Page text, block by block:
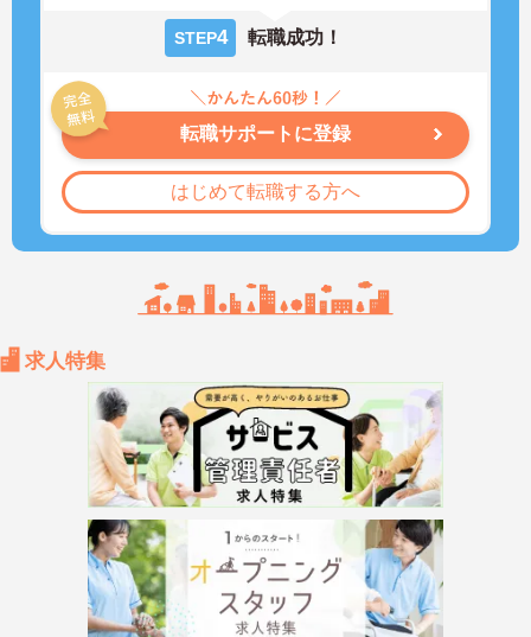
STEP4 転職成功！
転職サポートに登録
はじめて転職する方へ
求人特集